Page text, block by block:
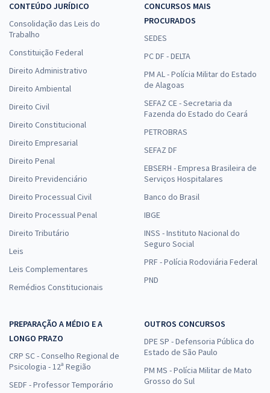
CONTEÚDO JURÍDICO
Consolidação das Leis do
Trabalho
Constituição Federal
Direito Administrativo
Direito Ambiental
Direito Civil
Direito Constitucional
Direito Empresarial
Direito Penal
Direito Previdenciário
Direito Processual Civil
Direito Processual Penal
Direito Tributário
Leis
Leis Complementares
Remédios Constitucionais
CONCURSOS MAIS
PROCURADOS
SEDES
PC DF - DELTA
PM AL - Polícia Militar do Estado
de Alagoas
SEFAZ CE - Secretaria da
Fazenda do Estado do Ceará
PETROBRAS
SEFAZ DF
EBSERH - Empresa Brasileira de
Serviços Hospitalares
Banco do Brasil
IBGE
INSS - Instituto Nacional do
Seguro Social
PRF - Polícia Rodoviária Federal
PND
PREPARAÇÃO A MÉDIO E A
LONGO PRAZO
CRP SC - Conselho Regional de
Psicologia - 12ª Região
SEDF - Professor Temporário
OUTROS CONCURSOS
DPE SP - Defensoria Pública do
Estado de São Paulo
PM MS - Polícia Militar de Mato
Grosso do Sul